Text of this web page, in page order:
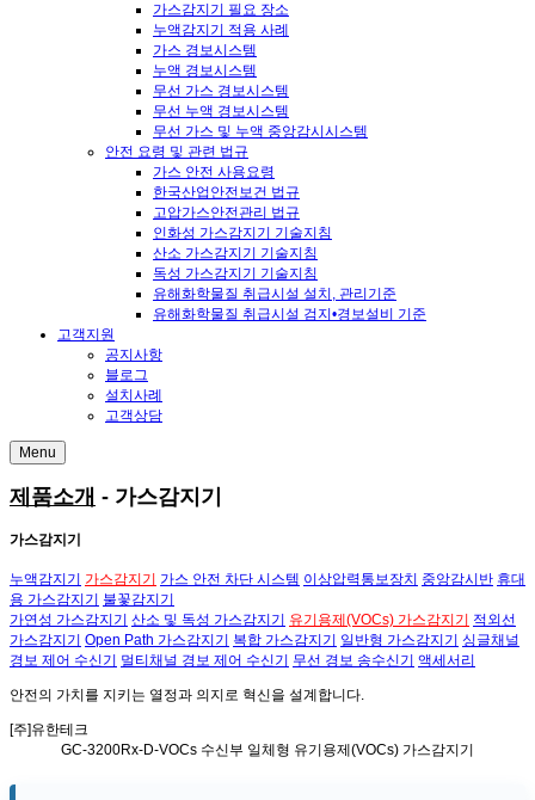
가스감지기 필요 장소
누액감지기 적용 사례
가스 경보시스템
누액 경보시스템
무선 가스 경보시스템
무선 누액 경보시스템
무선 가스 및 누액 중앙감시시스템
안전 요령 및 관련 법규
가스 안전 사용요령
한국산업안전보건 법규
고압가스안전관리 법규
인화성 가스감지기 기술지침
산소 가스감지기 기술지침
독성 가스감지기 기술지침
유해화학물질 취급시설 설치, 관리기준
유해화학물질 취급시설 검지•경보설비 기준
고객지원
공지사항
블로그
설치사례
고객상담
Menu
제품소개 - 가스감지기
가스감지기
누액감지기 가스감지기 가스 안전 차단 시스템 이상압력통보장치 중앙감시반 휴대
용 가스감지기 불꽃감지기
가연성 가스감지기 산소 및 독성 가스감지기 유기용제(VOCs) 가스감지기 적외선
가스감지기 Open Path 가스감지기 복합 가스감지기 일반형 가스감지기 싱글채널
경보 제어 수신기 멀티채널 경보 제어 수신기 무선 경보 송수신기 액세서리
안전의 가치를 지키는 열정과 의지로 혁신을 설계합니다.
[주]유한테크
GC-3200Rx-D-VOCs 수신부 일체형 유기용제(VOCs) 가스감지기